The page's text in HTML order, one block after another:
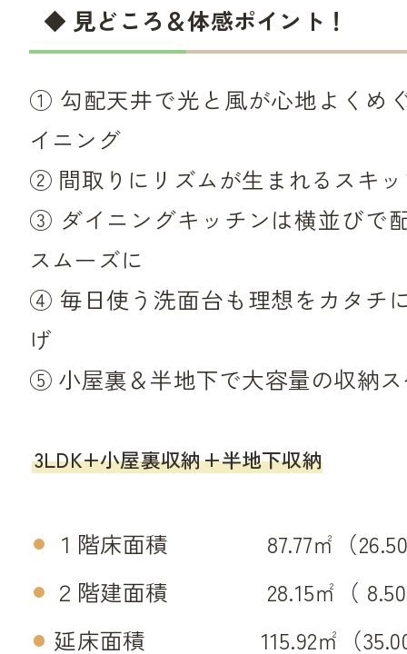
◆ 見どころ＆体感ポイント！
① 勾配天井で光と風が心地よくめ
イニング
② 間取りにリズムが生まれるスキ
③ ダイニングキッチンは横並びで
スムーズに
④ 毎日使う洗面台も理想をカタチ
げ
⑤ 小屋裏＆半地下で大容量の収納
3LDK+小屋裏収納+半地下収納
１階床面積 87.77㎡（26.50
２階建面積 28.15㎡（ 8.50
延床面積 115.92㎡（35.00